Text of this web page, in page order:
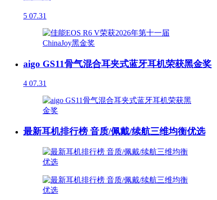
5 07.31
aigo GS11骨气混合耳夹式蓝牙耳机荣获黑金奖
4 07.31
最新耳机排行榜 音质/佩戴/续航三维均衡优选